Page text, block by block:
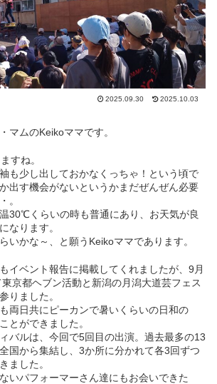
2025.09.30 2025.10.03
マムのKeikoママです。
すね。
も少し出しておかなくっちゃ！という頃で
出す機会がないというかまだぜんぜん必要
。
30℃くらいの時も普通にあり、お天気が良
なります。
いかな～、と願うKeikoママであります。
イベント報告に掲載してくれましたが、9月
京都ヘブン活動と新潟の月潟大道芸フェス
りました。
両日共にピーカンで暑いくらいの日和の
とができました。
バルは、今回で5回目の出演。過去最多の13
国から集結し、3か所に分かれて各3回ずつ
ました。
いパフォーマーさん達にもお会いできた